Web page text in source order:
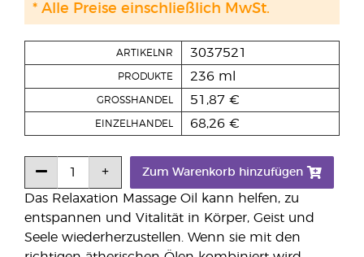
Das Relaxation Massage Oil kann helfen, zu
entspannen und Vitalität in Körper, Geist und
Seele wiederherzustellen. Wenn sie mit den
ARTIKELNR 3037521
PRODUKTE 236 ml
GROSSHANDEL 51,87 €
EINZELHANDEL 68,26 €
Zum Warenkorb hinzufügen
* Alle Preise einschließlich MwSt.